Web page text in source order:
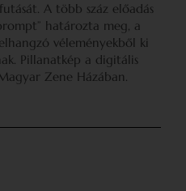
A több száz előadás
határozta meg, a
véleményekből ki
Pillanatkép a digitális
Zene Házában.